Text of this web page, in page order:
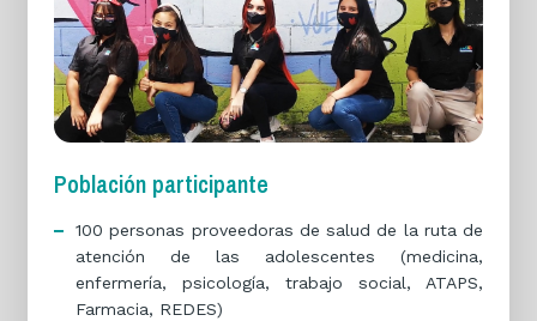
Población participante
100 personas proveedoras de salud de la ruta de
atención de las adolescentes (medicina,
enfermería, psicología, trabajo social, ATAPS,
Farmacia, REDES)